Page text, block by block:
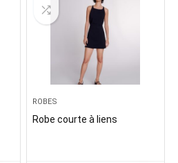
ROBES
Robe courte à liens